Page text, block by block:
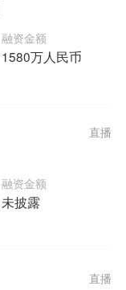
融资金额
1580万人民币
融资金额
未披露
直播
直播